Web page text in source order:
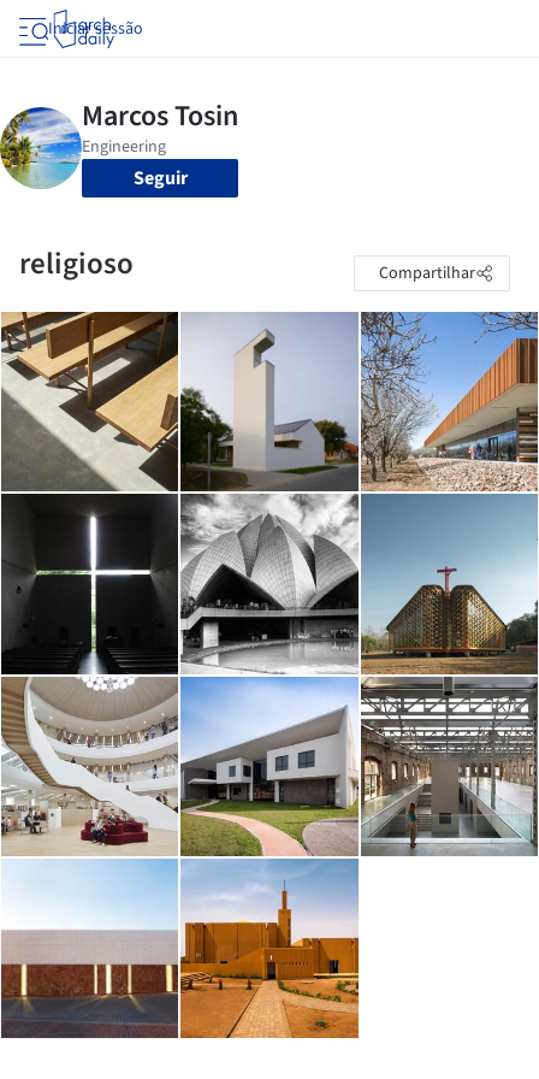
Iniciar sessão
Seguir
religioso Compartilhar